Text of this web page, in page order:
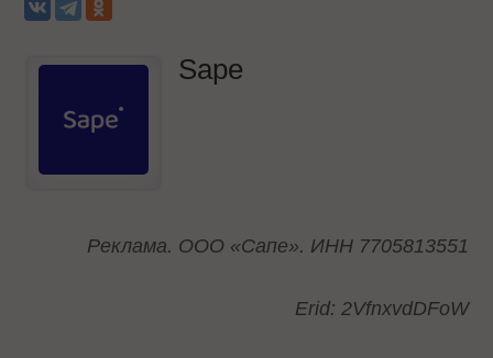
Sape
Реклама. ООО «Сапе». ИНН 7705813551
Erid: 2VfnxvdDFoW